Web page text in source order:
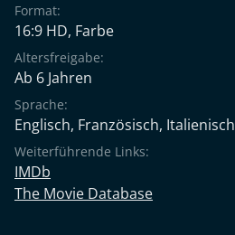
Format:
16:9 HD, Farbe
Altersfreigabe:
Ab 6 Jahren
Sprache:
Englisch, Französisch, Italienisch
Weiterführende Links:
IMDb
The Movie Database